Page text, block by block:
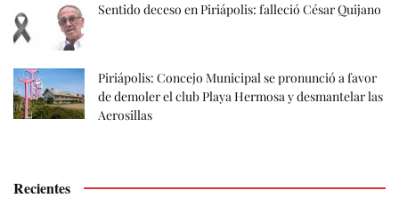
Sentido deceso en Piriápolis: falleció César Quijano
Piriápolis: Concejo Municipal se pronunció a favor
de demoler el club Playa Hermosa y desmantelar las
Aerosillas
Recientes